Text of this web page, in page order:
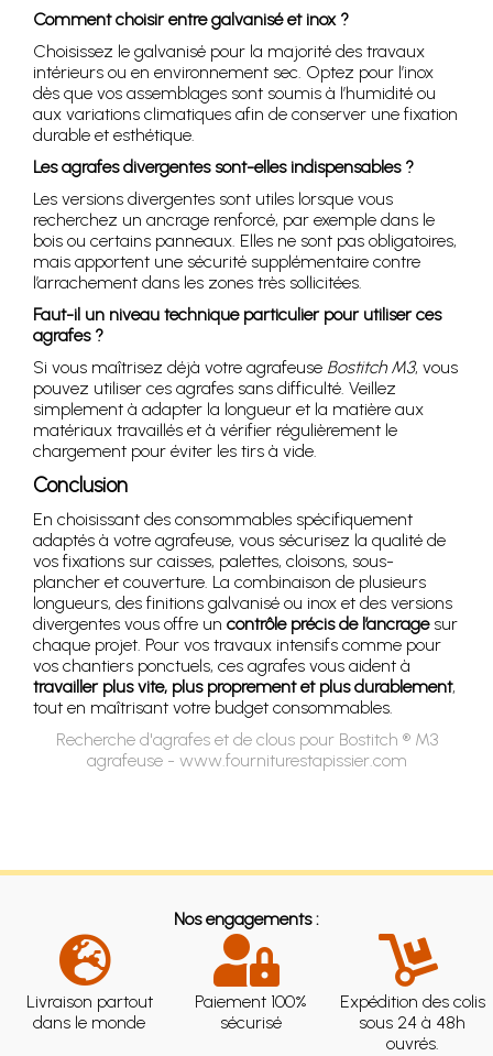
Comment choisir entre galvanisé et inox ?
Choisissez le galvanisé pour la majorité des travaux
intérieurs ou en environnement sec. Optez pour l’inox
dès que vos assemblages sont soumis à l’humidité ou
aux variations climatiques afin de conserver une fixation
durable et esthétique.
Les agrafes divergentes sont-elles indispensables ?
Les versions divergentes sont utiles lorsque vous
recherchez un ancrage renforcé, par exemple dans le
bois ou certains panneaux. Elles ne sont pas obligatoires,
mais apportent une sécurité supplémentaire contre
l’arrachement dans les zones très sollicitées.
Faut-il un niveau technique particulier pour utiliser ces
agrafes ?
Si vous maîtrisez déjà votre agrafeuse Bostitch M3, vous
pouvez utiliser ces agrafes sans difficulté. Veillez
simplement à adapter la longueur et la matière aux
matériaux travaillés et à vérifier régulièrement le
chargement pour éviter les tirs à vide.
Conclusion
En choisissant des consommables spécifiquement
adaptés à votre agrafeuse, vous sécurisez la qualité de
vos fixations sur caisses, palettes, cloisons, sous-
plancher et couverture. La combinaison de plusieurs
longueurs, des finitions galvanisé ou inox et des versions
divergentes vous offre un contrôle précis de l’ancragesur
chaque projet. Pour vos travaux intensifs comme pour
vos chantiers ponctuels, ces agrafes vous aident à
travailler plus vite, plus proprement et plus durablement,
tout en maîtrisant votre budget consommables.
Recherche d'agrafes et de clous pour Bostitch ® M3
agrafeuse - www.fourniturestapissier.com
Nos engagements :
Livraison partout
dans le monde
Paiement 100%
sécurisé
Expédition des colis
sous 24 à 48h
ouvrés.